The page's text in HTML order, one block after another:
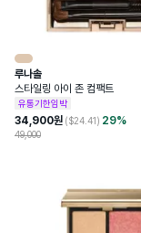
루나솔
스타일링 아이 존 컴팩트
유통기한임박
34,900원 ($24.41) 29%
49,000